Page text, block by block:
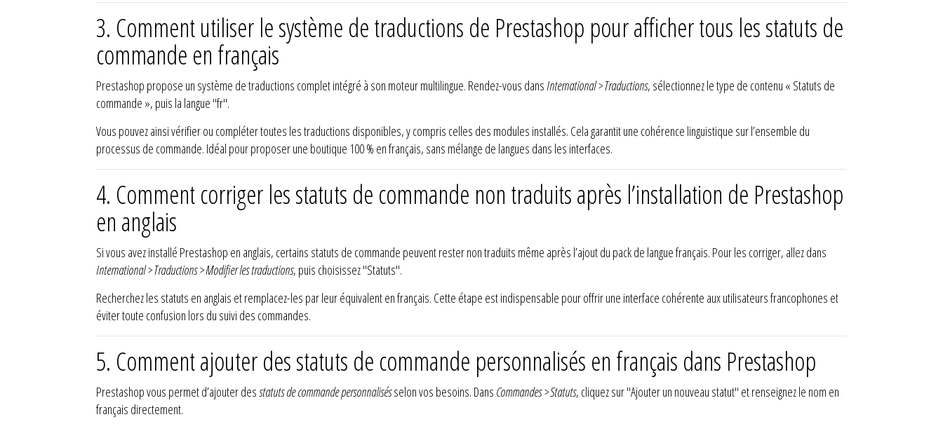
3. Comment utiliser le système de traductions de Prestashop pour afficher tous les statuts de
commande en français
Prestashop propose un système de traductions complet intégré à son moteur multilingue. Rendez-vous dansInternational > Traductions, sélectionnez le type de contenu « Statuts de
commande », puis la langue "fr".
Vous pouvez ainsi vérifier ou compléter toutes les traductions disponibles, y compris celles des modules installés. Cela garantit une cohérence linguistique sur l’ensemble du
processus de commande. Idéal pour proposer une boutique 100 % en français, sans mélange de langues dans les interfaces.
4. Comment corriger les statuts de commande non traduits après l’installation de Prestashop
en anglais
Si vous avez installé Prestashop en anglais, certains statuts de commande peuvent rester non traduits même après l’ajout du pack de langue français. Pour les corriger, allez dans
International > Traductions > Modifier les traductions, puis choisissez "Statuts".
Recherchez les statuts en anglais et remplacez-les par leur équivalent en français. Cette étape est indispensable pour offrir une interface cohérente aux utilisateurs francophones et
éviter toute confusion lors du suivi des commandes.
5. Comment ajouter des statuts de commande personnalisés en français dans Prestashop
Prestashop vous permet d’ajouter desstatuts de commande personnalisésselon vos besoins. Dans Commandes > Statuts, cliquez sur "Ajouter un nouveau statut" et renseignez le nom en
français directement.